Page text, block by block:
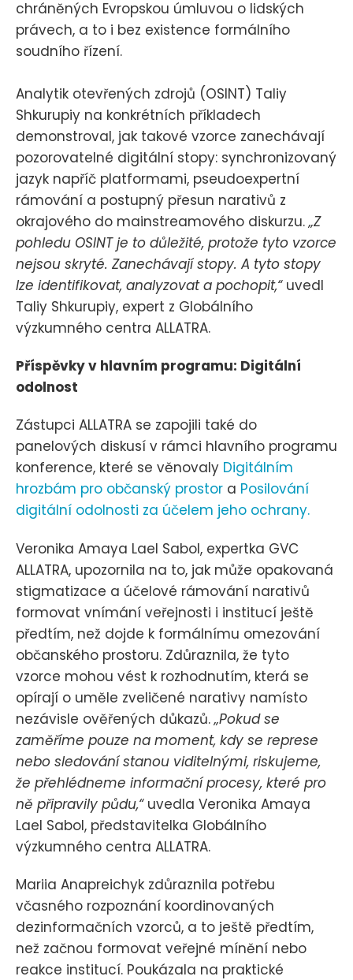
chráněných Evropskou úmluvou o lidských
právech, a to i bez existence formálního
soudního řízení.
Analytik otevřených zdrojů (OSINT) Taliy
Shkurupiy na konkrétních příkladech
demonstroval, jak takové vzorce zanechávají
pozorovatelné digitální stopy: synchronizovaný
jazyk napříč platformami, pseudoexpertní
rámování a postupný přesun narativů z
okrajového do mainstreamového diskurzu.„Z
pohledu OSINT je to důležité, protože tyto vzorce
nejsou skryté. Zanechávají stopy. A tyto stopy
lze identifikovat, analyzovat a pochopit,“uvedl
Taliy Shkurupiy, expert z Globálního
výzkumného centra ALLATRA.
Příspěvky v hlavním programu: Digitální
odolnost
Zástupci ALLATRA se zapojili také do
panelových diskusí v rámci hlavního programu
konference, které se věnovaly Digitálním
hrozbám pro občanský prostor a Posilování
digitální odolnosti za účelem jeho ochrany.
Veronika Amaya Lael Sabol, expertka GVC
ALLATRA, upozornila na to, jak může opakovaná
stigmatizace a účelové rámování narativů
formovat vnímání veřejnosti i institucí ještě
předtím, než dojde k formálnímu omezování
občanského prostoru. Zdůraznila, že tyto
vzorce mohou vést k rozhodnutím, která se
opírají o uměle zveličené narativy namísto
nezávisle ověřených důkazů.„Pokud se
zaměříme pouze na moment, kdy se represe
nebo sledování stanou viditelnými, riskujeme,
že přehlédneme informační procesy, které pro
ně připravily půdu,“uvedla Veronika Amaya
Lael Sabol, představitelka Globálního
výzkumného centra ALLATRA.
Mariia Anapreichyk zdůraznila potřebu
včasného rozpoznání koordinovaných
dezinformačních vzorců, a to ještě předtím,
než začnou formovat veřejné mínění nebo
reakce institucí. Poukázala na praktické